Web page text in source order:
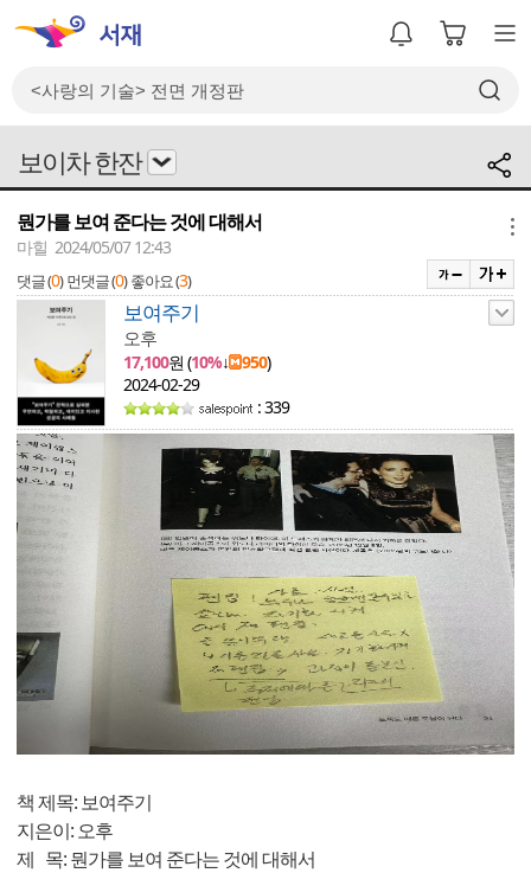
보이차 한잔
뭔가를 보여 준다는 것에 대해서
마힐 2024/05/07 12:43
댓글 (0) 먼댓글 (0) 좋아요 (3)
보여주기
오후
17,100원 (10%↓ 950)
2024-02-29
: 339
책 제목: 보여주기
지은이: 오후
제 목: 뭔가를 보여 준다는 것에 대해서